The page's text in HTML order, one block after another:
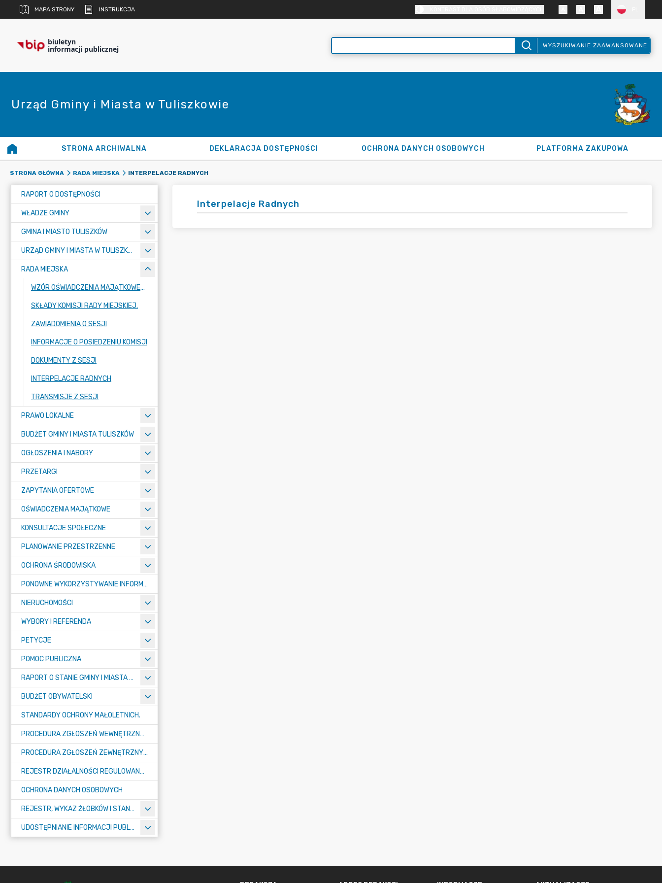
MAPA STRONY INSTRUKCJA
biuletyn
informacji publicznej WYSZUKIWANIE ZAAWANSOWANE
Urząd Gminy i Miasta w Tuliszkowie
STRONA ARCHIWALNA DEKLARACJA DOSTĘPNOŚCI OCHRONA DANYCH OSOBOWYCH PLATFORMA ZAKUPOWA
STRONA GŁÓWNA RADA MIEJSKA INTERPELACJE RADNYCH
RAPORT O DOSTĘPNOŚCI
WŁADZE GMINY
GMINA I MIASTO TULISZKÓW
URZĄD GMINY I MIASTA W TULISZKOWIE
RADA MIEJSKA
WZÓR OŚWIADCZENIA MAJĄTKOWEGO
SKŁADY KOMISJI RADY MIEJSKIEJ.
ZAWIADOMIENIA O SESJI
INFORMACJE O POSIEDZENIU KOMISJI
DOKUMENTY Z SESJI
INTERPELACJE RADNYCH
TRANSMISJE Z SESJI
PRAWO LOKALNE
BUDŻET GMINY I MIASTA TULISZKÓW
OGŁOSZENIA I NABORY
PRZETARGI
ZAPYTANIA OFERTOWE
OŚWIADCZENIA MAJĄTKOWE
KONSULTACJE SPOŁECZNE
PLANOWANIE PRZESTRZENNE
OCHRONA ŚRODOWISKA
PONOWNE WYKORZYSTYWANIE INFORMACJI SEKTORA PUBLICZNEGO
NIERUCHOMOŚCI
WYBORY I REFERENDA
PETYCJE
POMOC PUBLICZNA
RAPORT O STANIE GMINY I MIASTA TULISZKÓW
BUDŻET OBYWATELSKI
STANDARDY OCHRONY MAŁOLETNICH.
PROCEDURA ZGŁOSZEŃ WEWNĘTRZNYCH W URZĘDZIE GMINY I MIASTA W TULISZKOWIE
PROCEDURA ZGŁOSZEŃ ZEWNĘTRZNYCH
REJESTR DZIAŁALNOŚCI REGULOWANEJ
OCHRONA DANYCH OSOBOWYCH
REJESTR, WYKAZ ŻŁOBKÓW I STANDARDY OPIEKI NAD DZIEĆMI W WIEKU DO LAT 3
UDOSTĘPNIANIE INFORMACJI PUBLICZNEJ
Interpelacje Radnych